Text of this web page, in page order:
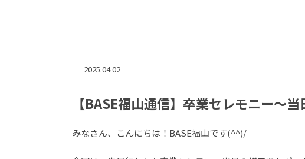
2025.04.02
【BASE福山通信】卒業セレモニー～当
みなさん、こんにちは！BASE福山です(^^)/